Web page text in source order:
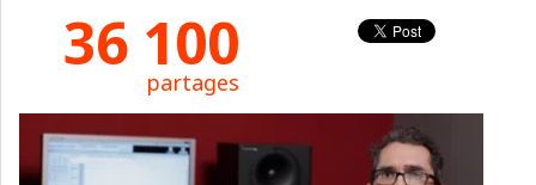
36 100
partages